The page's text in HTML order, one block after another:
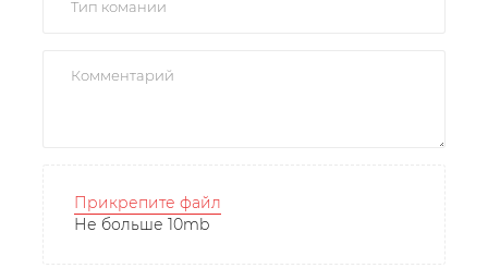
Прикрепите файл
Не больше 10mb